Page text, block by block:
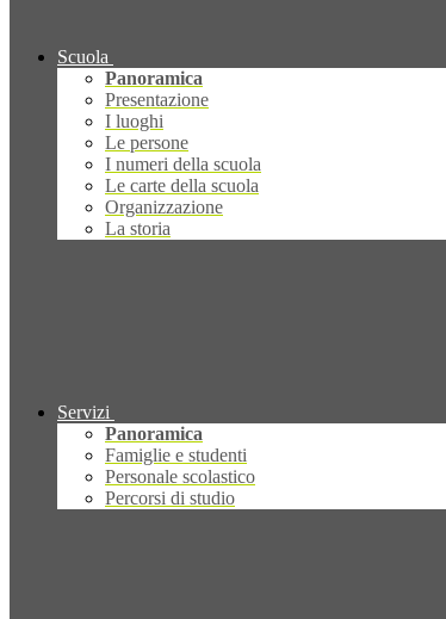
Scuola
Panoramica
Presentazione
I luoghi
Le persone
I numeri della scuola
Le carte della scuola
Organizzazione
La storia
Servizi
Panoramica
Famiglie e studenti
Personale scolastico
Percorsi di studio